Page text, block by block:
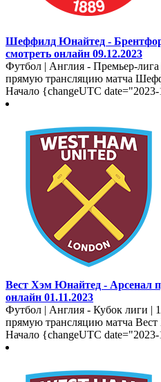
Шеффилд Юнайтед -
смотреть онлайн 09.12.2023
Футбол | Англия - Премьер-
прямую трансляцию матча
Начало {changeUTC date="2023-
Вест Хэм Юнайтед - Арсенал
онлайн 01.11.2023
Футбол | Англия - Кубок лиги |
прямую трансляцию матча
Начало {changeUTC date="2023-